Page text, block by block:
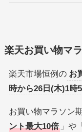
楽天お買い物マ
楽天市場恒例の お
時から26日(木)1時
お買い物マラソン
ント最大10倍」や「